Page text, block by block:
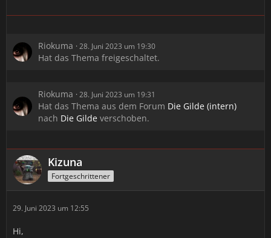
Riokuma 28. Juni 2023 um 19:30
Hat das Thema freigeschaltet.
Riokuma 28. Juni 2023 um 19:31
Hat das Thema aus dem Forum Die Gilde (intern)
nach Die Gilde verschoben.
Kizuna
Fortgeschrittener
29. Juni 2023 um 12:55
Hi,